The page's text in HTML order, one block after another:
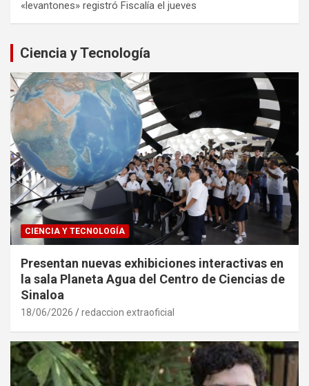
«levantones» registró Fiscalía el jueves
Ciencia y Tecnología
CIENCIA Y TECNOLOGÍA
Presentan nuevas exhibiciones interactivas en
la sala Planeta Agua del Centro de Ciencias de
Sinaloa
18/06/2026 redaccion extraoficial